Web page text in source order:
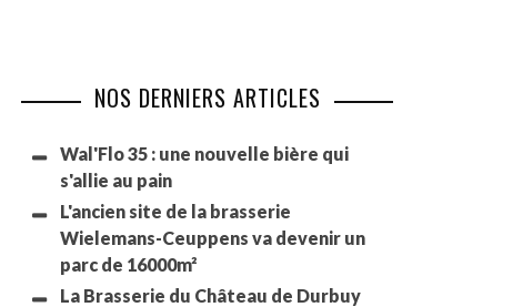
NOS DERNIERS ARTICLES
Wal'Flo 35 : une nouvelle bière qui
s'allie au pain
L'ancien site de la brasserie
Wielemans-Ceuppens va devenir un
parc de 16000m²
La Brasserie du Château de Durbuy